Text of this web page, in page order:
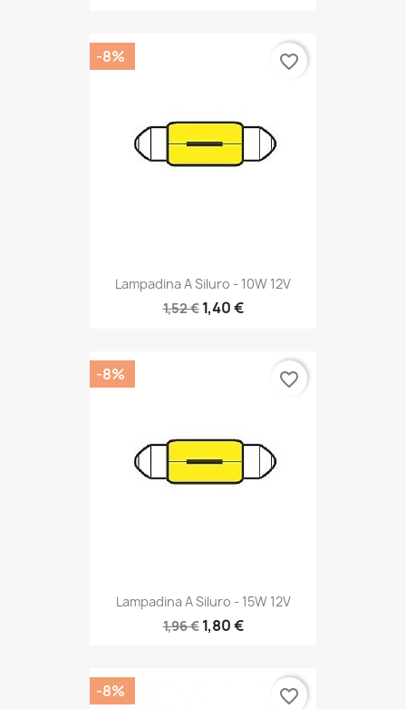
Lampadina A Siluro - 10W 12V
1,52 € 1,40 €
-8% favorite_border
Lampadina A Siluro - 15W 12V
1,96 € 1,80 €
-8% favorite_border
-8% favorite_border